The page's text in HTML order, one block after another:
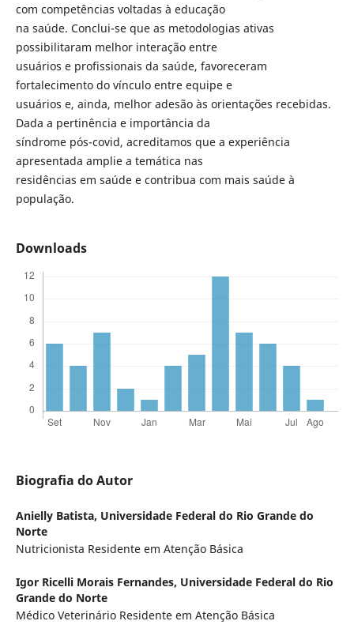
com competências voltadas à educação
na saúde. Conclui-se que as metodologias ativas
possibilitaram melhor interação entre
usuários e profissionais da saúde, favoreceram
fortalecimento do vínculo entre equipe e
usuários e, ainda, melhor adesão às orientações recebidas.
Dada a pertinência e importância da
síndrome pós-covid, acreditamos que a experiência
apresentada amplie a temática nas
residências em saúde e contribua com mais saúde à
população.
Downloads
Biografia do Autor
Anielly Batista, Universidade Federal do Rio Grande do
Norte
Nutricionista Residente em Atenção Básica
Igor Ricelli Morais Fernandes, Universidade Federal do Rio
Grande do Norte
Médico Veterinário Residente em Atenção Básica